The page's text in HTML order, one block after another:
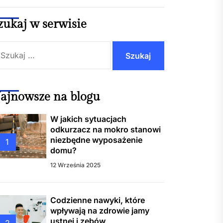
nawyki, które
na zdrowie jamy ustnej
warto czekać do ostatniej
biletomatów jako
w cyfryzacji transportu i
publicznych
Gliwice – kompleksowa
i wsparcie od Quo
w serwisie
na blogu
1
W jakich sytuacjach
odkurzacz na mokro stanowi
niezbędne wyposażenie
domu?
12 Września 2025
Codzienne nawyki, które
wpływają na zdrowie jamy
ustnej i zębów